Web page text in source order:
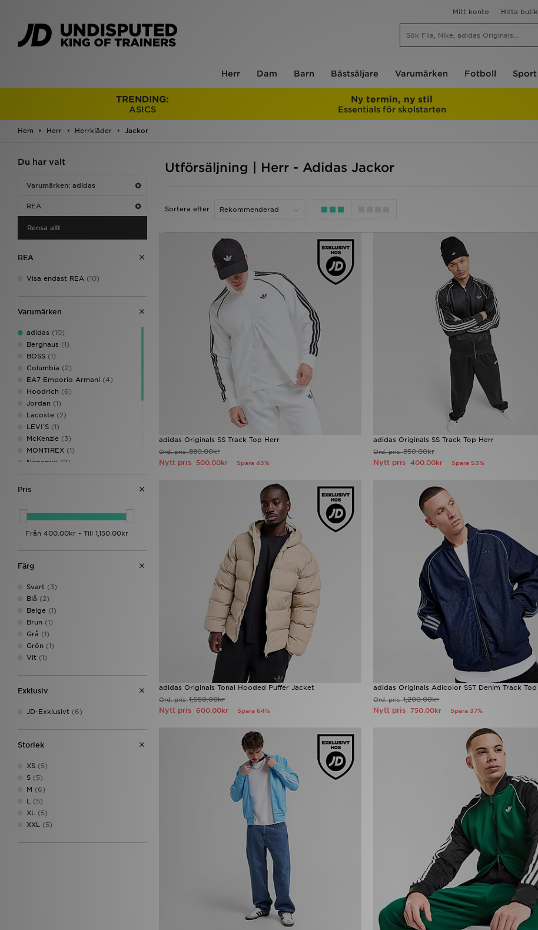
Mitt konto Hitta butik
Herr Dam Barn Bästsäljare Varumärken Fotboll Sport
TRENDING:
ASICS
Ny termin, ny stil
Essentials för skolstarten
Hem Herr Herrkläder Jackor
Du har valt
Varumärken: adidas
REA
Rensa allt
REA
Visa endast REA (10)
Varumärken
adidas (10)
Berghaus (1)
BOSS (1)
Columbia (2)
EA7 Emporio Armani (4)
Hoodrich (6)
Jordan (1)
Lacoste (2)
LEVI'S (1)
McKenzie (3)
MONTIREX (1)
Napapijri (9)
New Balance(1)
Nike
Supply & Demand
Technicals(2)
The North Face (14)
Zavetti Canada
Pris
Färg
Svart (3)
Blå (2)
Beige (1)
Brun (1)
Grå (1)
Grön (1)
Vit (1)
Exklusiv
JD-Exklusivt (6)
Storlek
XS (5)
S (5)
M (6)
L
(5)
XL
(5)
XXL
(5)
Utförsäljning | Herr - Adidas Jackor
Sortera efter
adidas Originals SS Track Top Herr
Ord. pris880.00kr
Nytt pris 500.00kr Spara 43%
adidas Originals SS Track Top Herr
Ord. pris850.00kr
Nytt pris400.00kr Spara 53%
adidas Originals Tonal Hooded Puffer Jacket
Ord. pris1,650.00kr
Nytt pris 600.00kr Spara 64%
adidas Originals Adicolor SST Denim Track Top
Ord. pris1,200.00kr
Nytt pris 750.00kr Spara 37%